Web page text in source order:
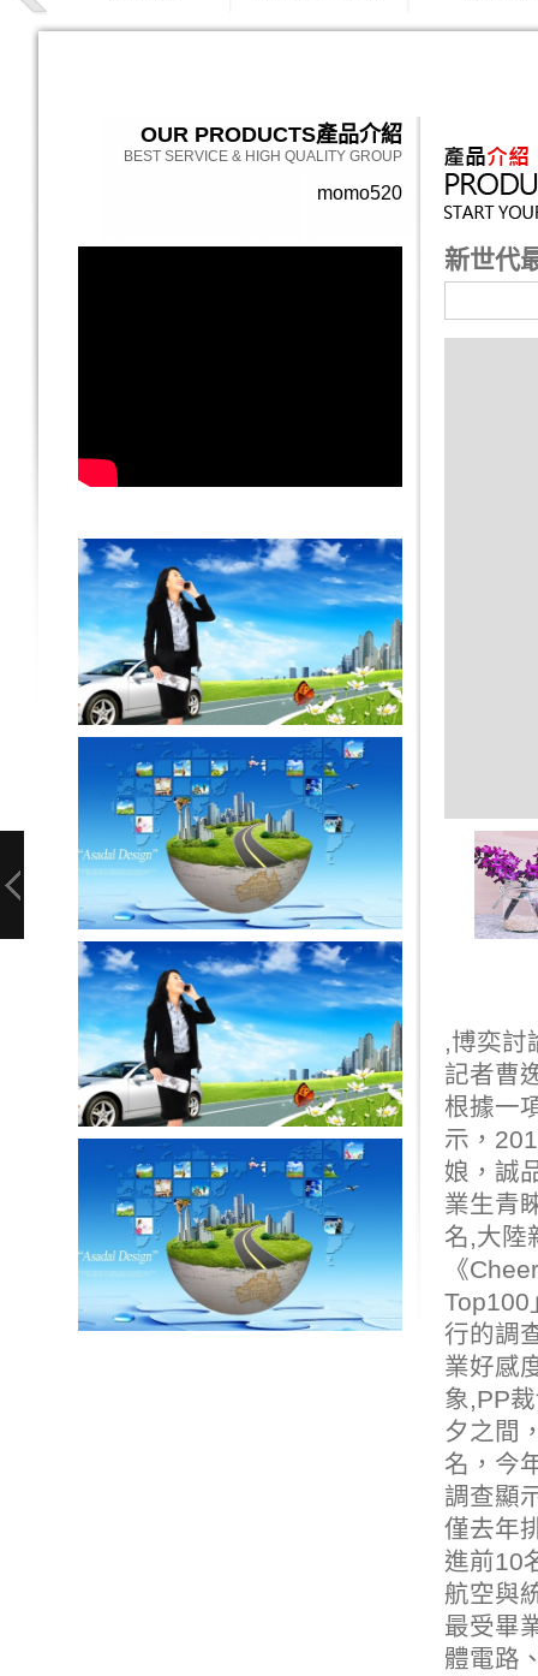
索取專線
OUR PRODUCTS產品介紹
BEST SERVICE & HIGH QUALITY GROUP
momo520
新世代
,博奕討
記者曹
根據一
示，
娘 ，誠
業生青
名,大陸
《
Top100
行的調
業好感
象,PP
夕之間
名，今
調查顯
僅去年
進前10
航空與
最受畢
體電路